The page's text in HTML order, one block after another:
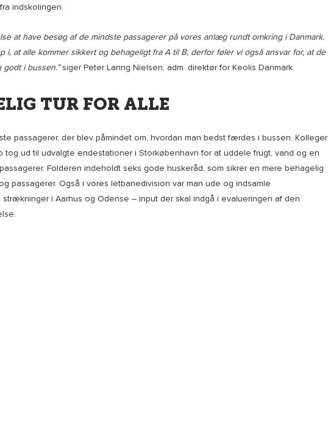
indskolingen.
at have besøg af de mindste passagerer på vores anlæg rundt omkring i Danmark.
i, at alle kommer sikkert og behageligt fra A til B, derfor føler vi også ansvar for, at de
i bussen.”siger Peter Lanng Nielsen, adm. direktør for Keolis Danmark.
TUR FOR ALLE
passagerer, der blev påmindet om, hvordan man bedst færdes i bussen. Kolleger
tog ud til udvalgte endestationer i Storkøbenhavn for at uddele frugt, vand og en
Folderen indeholdt seks gode huskeråd, som sikrer en mere behagelig
passagerer. Også i vores letbanedivision var man ude og indsamle
strækninger i Aarhus og Odense – input der skal indgå i evalueringen af den